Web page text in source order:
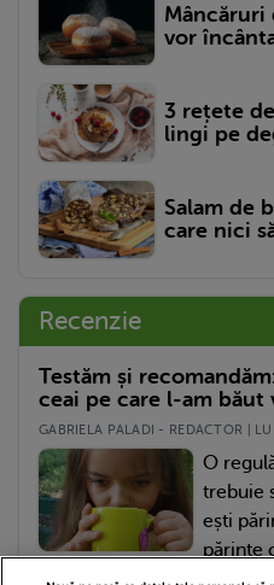
Mâncăruri
vor
3 rețete
lingi pe
Salam de
care nici
Recenzie
Testăm și
ceai pe care l-am băut
GABRIELA PALADI - REDACTOR |
O
trebuie
ești
părinte